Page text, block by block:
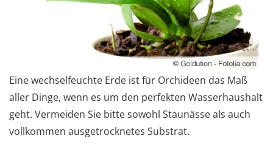
Eine wechselfeuchte Erde ist für Orchideen das Maß
aller Dinge, wenn es um den perfekten Wasserhaushalt
geht. Vermeiden Sie bitte sowohl Staunässe als auch
vollkommen ausgetrocknetes Substrat.